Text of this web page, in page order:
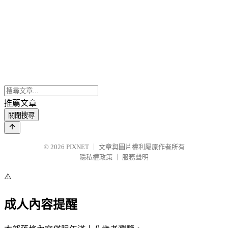
推薦文章
關閉搜尋
© 2026 PIXNET
文章與圖片權利屬原作者所有
隱私權政策
服務聲明
⚠️
成人內容提醒